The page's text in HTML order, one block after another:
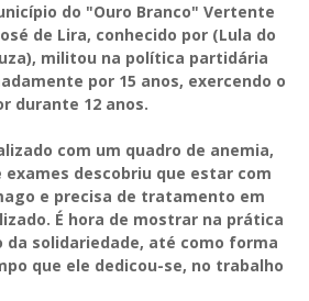
do "Ouro Branco" Vertente
de Lira, conhecido por (Lula do
militou na política partidária
por 15 anos, exercendo o
durante 12 anos.
com um quadro de anemia,
exames descobriu que estar com
e precisa de tratamento em
É hora de mostrar na prática
da solidariedade, até como forma
que ele dedicou-se, no trabalho